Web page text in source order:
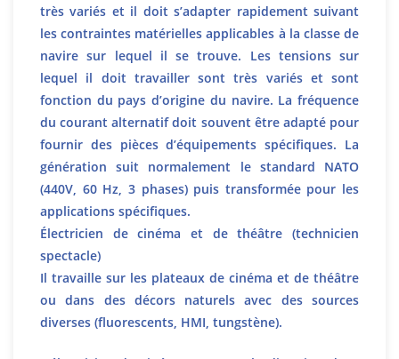
très variés et il doit s’adapter rapidement suivant
les contraintes matérielles applicables à la classe de
navire sur lequel il se trouve. Les tensions sur
lequel il doit travailler sont très variés et sont
fonction du pays d’origine du navire. La fréquence
du courant alternatif doit souvent être adapté pour
fournir des pièces d’équipements spécifiques. La
génération suit normalement le standard NATO
(440V, 60 Hz, 3 phases) puis transformée pour les
applications spécifiques.
Électricien de cinéma et de théâtre (technicien
spectacle)
Il travaille sur les plateaux de cinéma et de théâtre
ou dans des décors naturels avec des sources
diverses (fluorescents, HMI, tungstène).